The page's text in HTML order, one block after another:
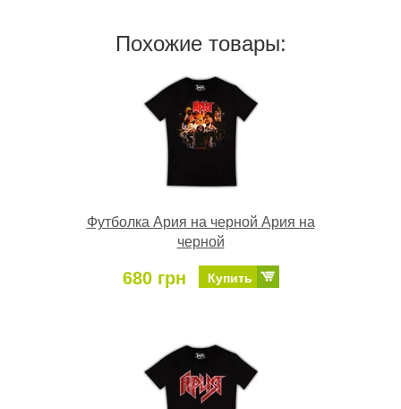
Похожие товары:
Футболка Ария на черной Ария на
черной
680 грн Купить